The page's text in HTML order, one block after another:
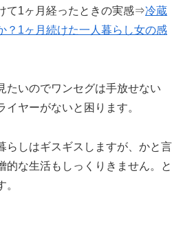
て1ヶ月経ったときの実感⇒冷蔵
？1ヶ月続けた一人暮らし女の感
たいのでワンセグは手放せない
イヤーがないと困ります。
らしはギスギスしますが、かと言
的な生活もしっくりきません。と